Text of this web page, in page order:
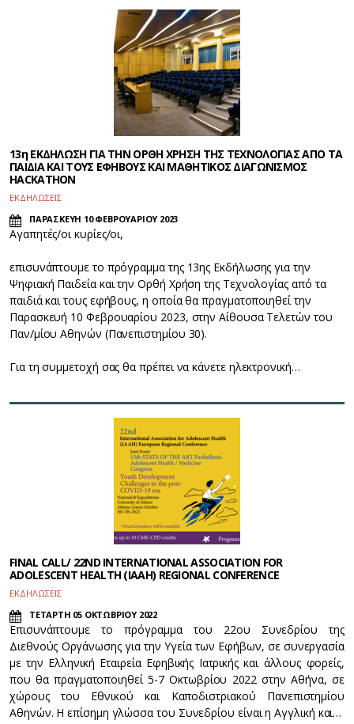
13η ΕΚΔΗΛΩΣΗ ΓΙΑ ΤΗΝ ΟΡΘΗ ΧΡΗΣΗ ΤΗΣ ΤΕΧΝΟΛΟΓΙΑΣ ΑΠΟ ΤΑ
ΠΑΙΔΙΑ ΚΑΙ ΤΟΥΣ ΕΦΗΒΟΥΣ ΚΑΙ ΜΑΘΗΤΙΚΟΣ ΔΙΑΓΩΝΙΣΜΟΣ
HACKATHON
ΕΚΔΗΛΩΣΕΙΣ
ΠΑΡΑΣΚΕΥΗ 10 ΦΕΒΡΟΥΑΡΙΟΥ 2023
Aγαπητές/οι κυρίες/οι,
επισυνάπτουμε το πρόγραμμα της 13ης Εκδήλωσης για την
Ψηφιακή Παιδεία και την Ορθή Χρήση της Τεχνολογίας από τα
παιδιά και τους εφήβους, η οποία θα πραγματοποιηθεί την
Παρασκευή 10 Φεβρουαρίου 2023, στην Αίθουσα Τελετών του
Παν/μίου Αθηνών (Πανεπιστημίου 30).
Για τη συμμετοχή σας θα πρέπει να κάνετε ηλεκτρονική…
FINAL CALL/ 22ND INTERNATIONAL ASSOCIATION FOR
ADOLESCENT HEALTH (IAAH) REGIONAL CONFERENCE
ΕΚΔΗΛΩΣΕΙΣ
ΤΕΤΑΡΤΗ 05 ΟΚΤΩΒΡΙΟΥ 2022
Επισυνάπτουμε τo πρόγραμμα του 22ου Συνεδρίου της
Διεθνούς Οργάνωσης για την Υγεία των Εφήβων, σε συνεργασία
με την Ελληνική Εταιρεία Εφηβικής Ιατρικής και άλλους φορείς,
που θα πραγματοποιηθεί 5-7 Οκτωβρίου 2022 στην Αθήνα, σε
χώρους του Εθνικού και Καποδιστριακού Πανεπιστημίου
Αθηνών. Η επίσημη γλώσσα του Συνεδρίου είναι η Αγγλική και…